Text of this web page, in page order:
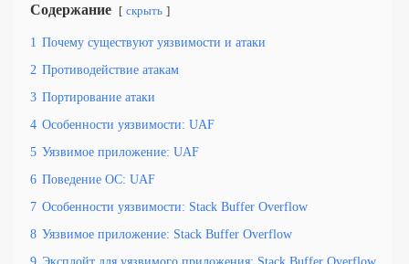
Содержание скрыть
1 Почему существуют уязвимости и атаки
2 Противодействие атакам
3 Портирование атаки
4 Особенности уязвимости: UAF
5 Уязвимое приложение: UAF
6 Поведение ОС: UAF
7 Особенности уязвимости: Stack Buffer Overflow
8 Уязвимое приложение: Stack Buffer Overflow
9 Эксплойт для уязвимого приложения: Stack Buffer Overflow